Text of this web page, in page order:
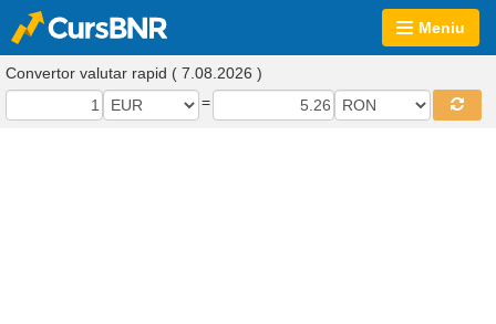
Meniu
Convertor valutar rapid ( 7.08.2026 )
=